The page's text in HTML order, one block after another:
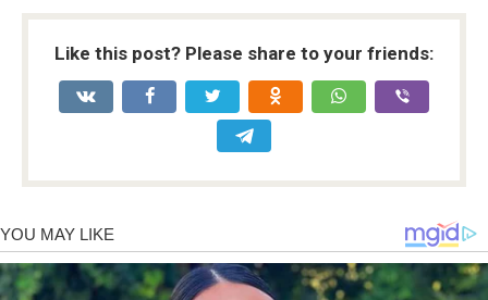
Like this post? Please share to your friends: